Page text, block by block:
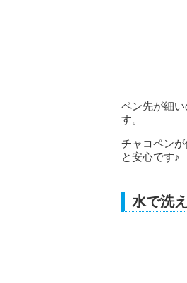
ペン先が細
す。
チャコペン
と安心です♪
水で洗